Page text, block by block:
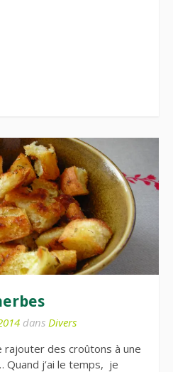
dans Divers
rajouter des croûtons à une
Quand j’ai le temps, je